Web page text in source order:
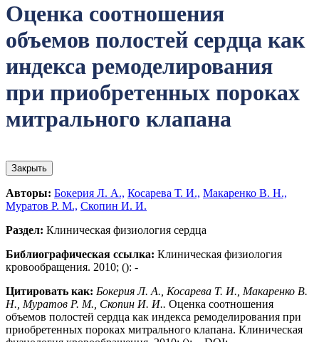
Оценка соотношения
объемов полостей сердца как
индекса ремоделирования
при приобретенных пороках
митрального клапана
Закрыть
Авторы: Бокерия Л. А., Косарева Т. И., Макаренко В. Н.,
Муратов Р. М., Скопин И. И.
Раздел: Клиническая физиология сердца
Библиографическая ссылка: Клиническая физиология
кровообращения. 2010; (): -
Цитировать как: Бокерия Л. А., Косарева Т. И., Макаренко В.
Н., Муратов Р. М., Скопин И. И.. Оценка соотношения
объемов полостей сердца как индекса ремоделирования при
приобретенных пороках митрального клапана. Клиническая